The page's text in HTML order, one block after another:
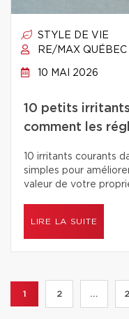
STYLE DE VIE
RE/MAX QUÉBEC
10 MAI 2026
10 petits
comment les
10 irritants courants
simples pour
valeur de votre
LIRE LA SUITE
1 2 ...